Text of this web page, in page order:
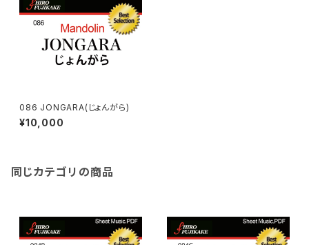
086 JONGARA(じょんがら)
¥10,000
同じカテゴリの商品